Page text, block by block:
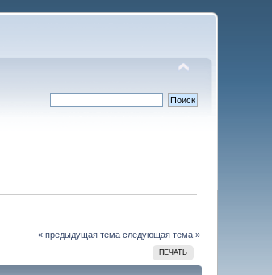
« предыдущая тема следующая тема »
ПЕЧАТЬ